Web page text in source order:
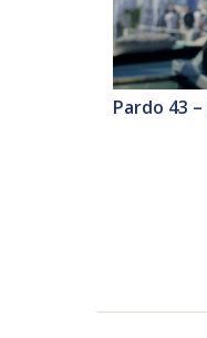
Pardo 43